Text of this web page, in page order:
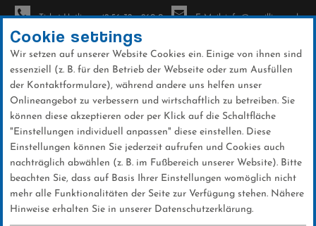
Direkt
zum
Inhalt
Ticket-Hotline: +49 56 32 - 960-0 E-Mail: info@sc-willingen.de
News
Cookie settings
Wir setzen auf unserer Website Cookies ein. Einige von ihnen sind
essenziell (z. B. für den Betrieb der Webseite oder zum Ausfüllen
der Kontaktformulare), während andere uns helfen unser
Onlineangebot zu verbessern und wirtschaftlich zu betreiben. Sie
können diese akzeptieren oder per Klick auf die Schaltfläche
"Einstellungen individuell anpassen" diese einstellen. Diese
Einstellungen können Sie jederzeit aufrufen und Cookies auch
nachträglich abwählen (z. B. im Fußbereich unserer Website). Bitte
beachten Sie, dass auf Basis Ihrer Einstellungen womöglich nicht
mehr alle Funktionalitäten der Seite zur Verfügung stehen. Nähere
Hinweise erhalten Sie in unserer Datenschutzerklärung.